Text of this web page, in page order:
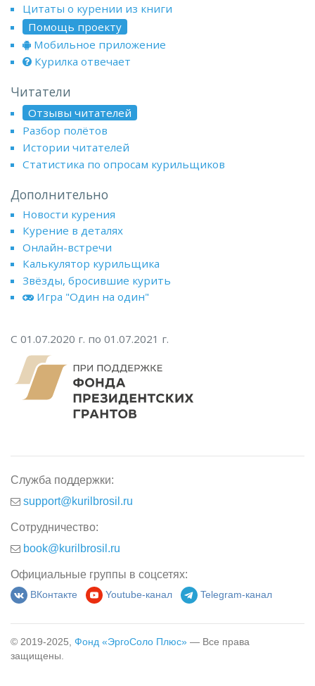
Цитаты о курении из книги
Помощь проекту
Мобильное приложение
Курилка отвечает
Читатели
Отзывы читателей
Разбор полётов
Истории читателей
Статистика по опросам курильщиков
Дополнительно
Новости курения
Курение в деталях
Онлайн-встречи
Калькулятор курильщика
Звёзды, бросившие курить
Игра "Один на один"
С 01.07.2020 г. по 01.07.2021 г.
Служба поддержки:
support@kurilbrosil.ru
Сотрудничество:
book@kurilbrosil.ru
Официальные группы в соцсетях:
ВКонтакте Youtube-канал Telegram-канал
© 2019-2025, Фонд «ЭргоСоло Плюс» — Все права
защищены.